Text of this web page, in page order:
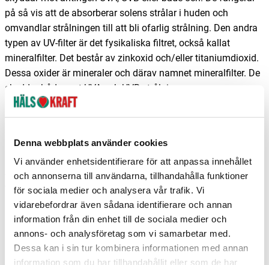
Denna webbplats använder cookies
Vi använder enhetsidentifierare för att anpassa innehållet
och annonserna till användarna, tillhandahålla funktioner
för sociala medier och analysera vår trafik. Vi
vidarebefordrar även sådana identifierare och annan
information från din enhet till de sociala medier och
annons- och analysföretag som vi samarbetar med.
Dessa kan i sin tur kombinera informationen med annan
information som du har tillhandahållit eller som de har
på så vis att de absorberar solens strålar i huden och
omvandlar strålningen till att bli ofarlig strålning. Den andra
typen av UV-filter är det fysikaliska filtret, också kallat
mineralfilter. Det består av zinkoxid och/eller titaniumdioxid.
Dessa oxider är mineraler och därav namnet mineralfilter. De
skyddar båda mot UVA och UVB-strålning.
kritiserats för att man blir så vit av dom. Men varför väljer
ändå många människor fysikaliska filter framför syntetiska.
Jo, anledningen är att de syntetiska filtren i vissa studier
visat sig lagras i våra inre organ. Helena Gonzales, forskare
på Sahlgrenska sjukhuset, har länge forskat på olika typer av
solskydd och hon varnar för bland annat det syntetiska filtret
benzophene-3.
Nu har det också kommit en ny teknik där titaniumdioxiden i